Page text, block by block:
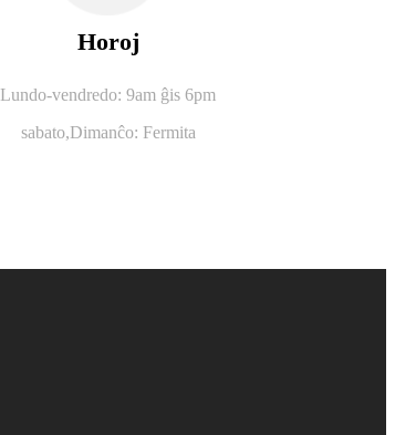
Horoj
Lundo-vendredo: 9am ĝis 6pm
sabato,Dimanĉo: Fermita